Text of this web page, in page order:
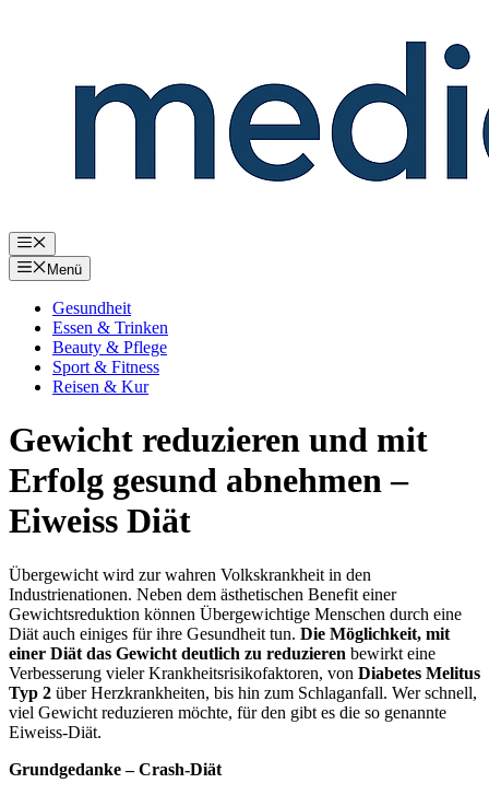
Menü
Menü
Gesundheit
Essen & Trinken
Beauty & Pflege
Sport & Fitness
Reisen & Kur
Gewicht reduzieren und mit
Erfolg gesund abnehmen –
Eiweiss Diät
Übergewicht wird zur wahren Volkskrankheit in den
Industrienationen. Neben dem ästhetischen Benefit einer
Gewichtsreduktion können Übergewichtige Menschen durch eine
Diät auch einiges für ihre Gesundheit tun. Die Möglichkeit, mit
einer Diät das Gewicht deutlich zu reduzieren bewirkt eine
Verbesserung vieler Krankheitsrisikofaktoren, von Diabetes Melitus
Typ 2 über Herzkrankheiten, bis hin zum Schlaganfall. Wer schnell,
viel Gewicht reduzieren möchte, für den gibt es die so genannte
Eiweiss-Diät.
Grundgedanke – Crash-Diät